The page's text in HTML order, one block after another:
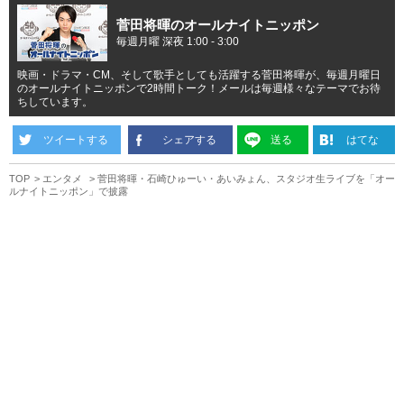
菅田将暉のオールナイトニッポン
毎週月曜 深夜 1:00 - 3:00
映画・ドラマ・CM、そして歌手としても活躍する菅田将暉が、毎週月曜日
のオールナイトニッポンで2時間トーク！メールは毎週様々なテーマでお待
ちしています。
ツイートする シェアする 送る はてな
TOP エンタメ
菅田将暉・石崎ひゅーい・あいみょん、スタジオ生ライブを「オー
ルナイトニッポン」で披露